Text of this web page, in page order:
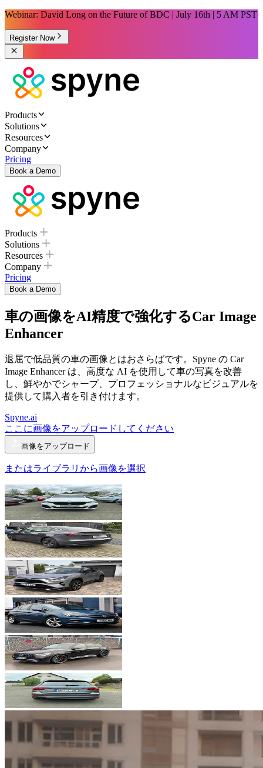
Webinar: David Long on the Future of BDC | July 16th | 5 AM PST
Register Now
Products
Solutions
Resources
Company
Pricing
Book a Demo
Products
Solutions
Resources
Company
Pricing
Book a Demo
車の画像をAI精度で強化するCar Image
Enhancer
退屈で低品質の車の画像とはおさらばです。Spyne の Car
Image Enhancer は、高度な AI を使用して車の写真を改善
し、鮮やかでシャープ、プロフェッショナルなビジュアルを
提供して購入者を引き付けます。
Spyne.ai
ここに画像をアップロードしてください
画像をアップロード
またはライブラリから画像を選択